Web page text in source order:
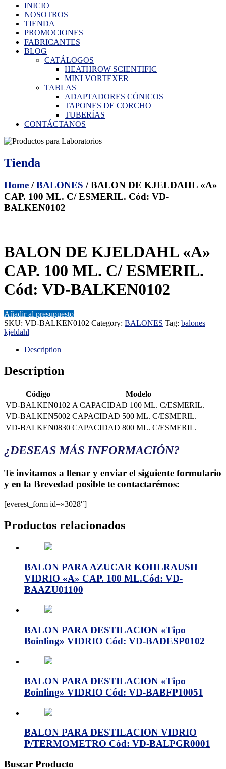
INICIO
NOSOTROS
TIENDA
PROMOCIONES
FABRICANTES
BLOG
CATÁLOGOS
HEATHROW SCIENTIFIC
MINI VORTEXER
TABLAS
ADAPTADORES CÓNICOS
TAPONES DE CORCHO
TUBERÍAS
CONTÁCTANOS
Tienda
Home /BALONES / BALON DE KJELDAHL «A»
CAP. 100 ML. C/ ESMERIL. Cód: VD-
BALKEN0102
BALON DE KJELDAHL «A»
CAP. 100 ML. C/ ESMERIL.
Cód: VD-BALKEN0102
Añadir al presupuesto
SKU: VD-BALKEN0102 Category: BALONES Tag: balones
kjeldahl
Description
Description
Código
Modelo
VD-BALKEN0102 A CAPACIDAD 100 ML. C/ESMERIL.
VD-BALKEN5002 CAPACIDAD 500 ML. C/ESMERIL.
VD-BALKEN0830 CAPACIDAD 800 ML. C/ESMERIL.
¿DESEAS MÁS INFORMACIÓN?
Te invitamos a llenar y enviar el siguiente formulario
y en la Brevedad posible te contactarémos:
[everest_form id=»3028″]
Productos relacionados
BALON PARA AZUCAR KOHLRAUSH
VIDRIO «A» CAP. 100 ML.Cód: VD-
BAAZU01100
BALON PARA DESTILACION «Tipo
Boinling» VIDRIO Cód: VD-BADESP0102
BALON PARA DESTILACION «Tipo
Boinling» VIDRIO Cód: VD-BABFP10051
BALON PARA DESTILACION VIDRIO
P/TERMOMETRO Cód: VD-BALPGR0001
Buscar Producto